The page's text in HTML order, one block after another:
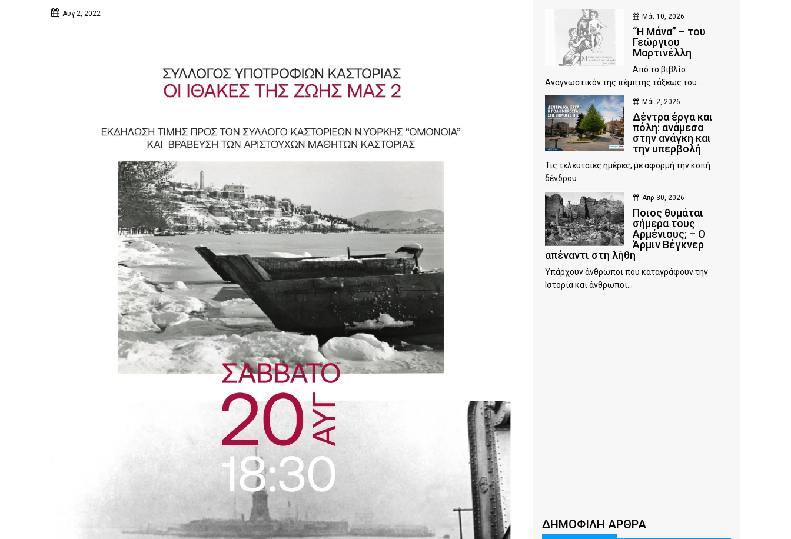
Αυγ 2, 2022 Μάι 10, 2026
“Η Μάνα” – του
Γεώργιου
Μαρτινέλλη
Από το βιβλίο:
Αναγνωστικόν της πέμπτης τάξεως του...
Μάι 2, 2026
Δέντρα έργα και
πόλη: ανάμεσα
στην ανάγκη και
την υπερβολή
Τις τελευταίες ημέρες, με αφορμή την κοπή
δένδρου...
Απρ 30, 2026
Ποιος θυμάται
σήμερα τους
Αρμένιους; – Ο
Άρμιν Βέγκνερ
απέναντι στη λήθη
Υπάρχουν άνθρωποι που καταγράφουν την
Ιστορία και άνθρωποι...
ΔΗΜΟΦΙΛΗ ΑΡΘΡΑ